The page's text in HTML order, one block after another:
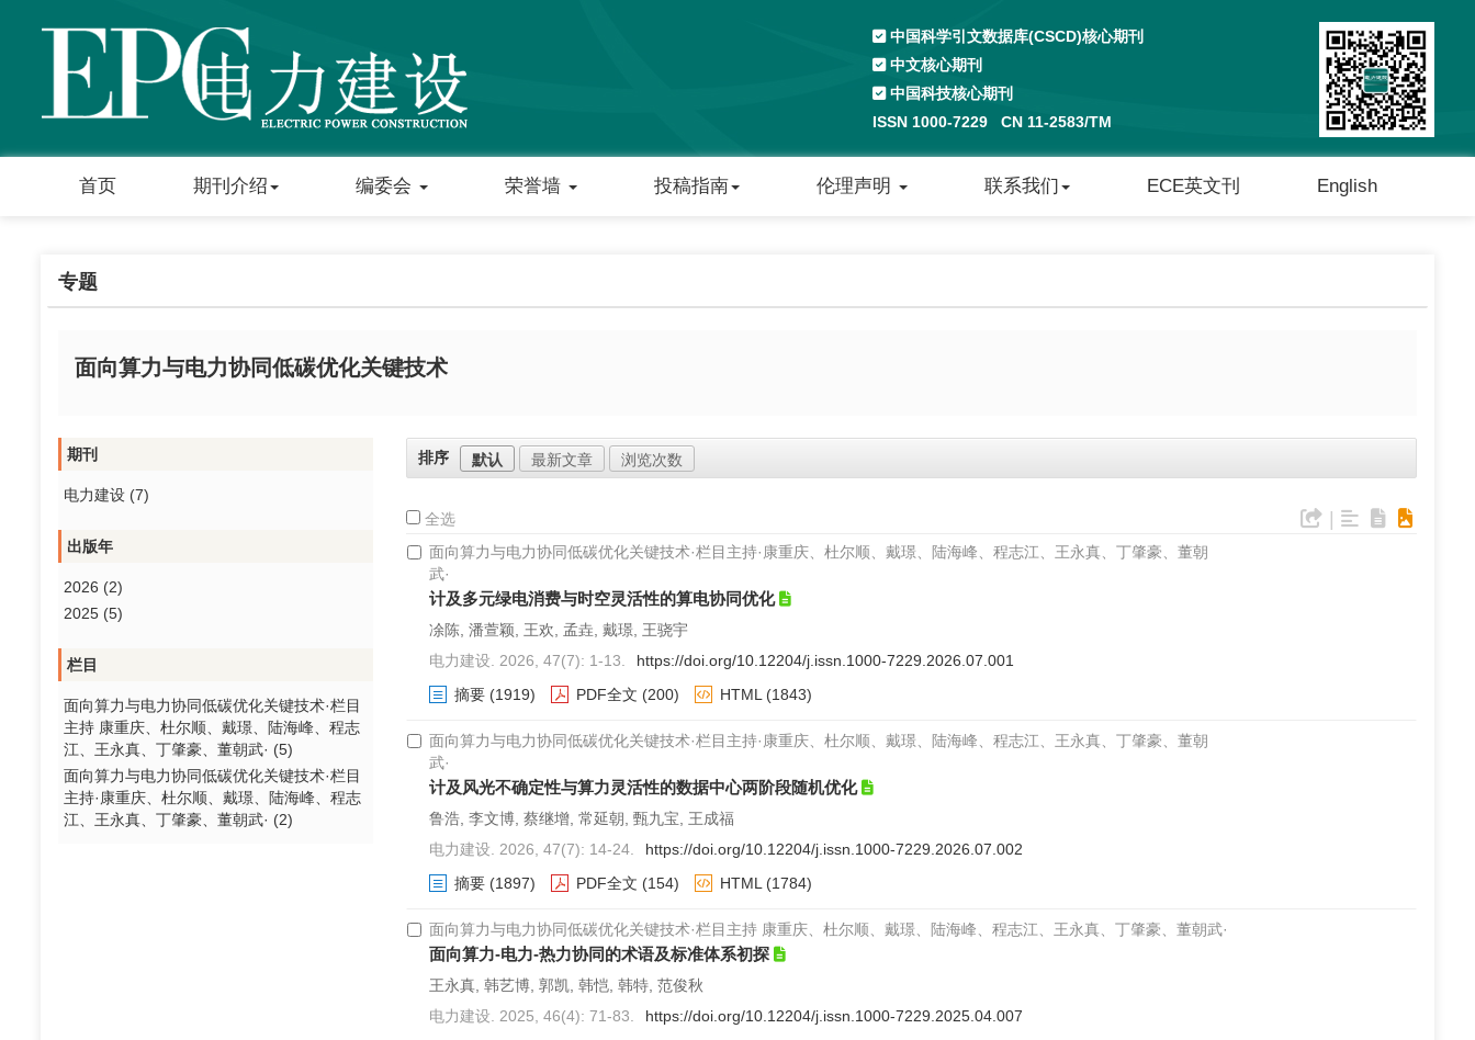
中国科学引文数据库(CSCD)核心期刊
中文核心期刊
中国科技核心期刊
ISSN 1000-7229 CN 11-2583/TM
首页 期刊介绍 编委会 荣誉墙 投稿指南 伦理声明 联系我们 ECE英文刊 English
专题
面向算力与电力协同低碳优化关键技术
期刊
电力建设 (7)
出版年
2026 (2)
2025 (5)
栏目
面向算力与电力协同低碳优化关键技术·栏目
主持 康重庆、杜尔顺、戴璟、陆海峰、程志
江、王永真、丁肇豪、董朝武· (5)
面向算力与电力协同低碳优化关键技术·栏目
主持·康重庆、杜尔顺、戴璟、陆海峰、程志
江、王永真、丁肇豪、董朝武· (2)
排序 默认 最新文章 浏览次数
全选
面向算力与电力协同低碳优化关键技术·栏目主持·康重庆、杜尔顺、戴璟、陆海峰、程志江、王永真、丁肇豪、董朝
武·
计及多元绿电消费与时空灵活性的算电协同优化
凃陈, 潘萱颖, 王欢, 孟垚, 戴璟, 王骁宇
电力建设. 2026, 47(7): 1-13.
https://doi.org/10.12204/j.issn.1000-7229.2026.07.001
摘要 (1919) PDF全文 (200) HTML(1843)
面向算力与电力协同低碳优化关键技术·栏目主持·康重庆、杜尔顺、戴璟、陆海峰、程志江、王永真、丁肇豪、董朝
武·
计及风光不确定性与算力灵活性的数据中心两阶段随机优化
鲁浩, 李文博, 蔡继增, 常延朝, 甄九宝, 王成福
电力建设. 2026, 47(7): 14-24.
https://doi.org/10.12204/j.issn.1000-7229.2026.07.002
摘要 (1897) PDF全文 (154) HTML(1784)
面向算力与电力协同低碳优化关键技术·栏目主持 康重庆、杜尔顺、戴璟、陆海峰、程志江、王永真、丁肇豪、董朝武·
面向算力-电力-热力协同的术语及标准体系初探
王永真, 韩艺博, 郭凯, 韩恺, 韩特, 范俊秋
电力建设. 2025, 46(4): 71-83.
https://doi.org/10.12204/j.issn.1000-7229.2025.04.007